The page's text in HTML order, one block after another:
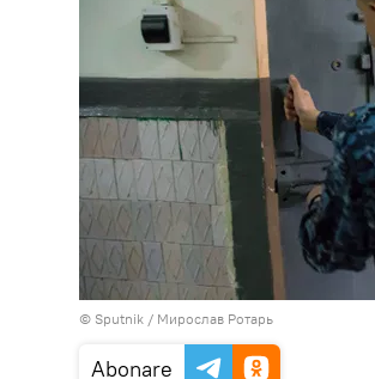
© Sputnik / Мирослав Ротарь
Abonare